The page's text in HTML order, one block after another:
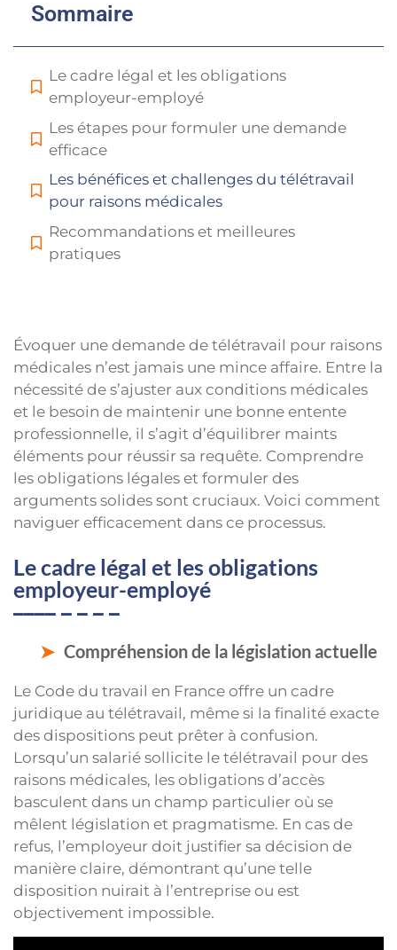
Sommaire
Le cadre légal et les obligations
employeur-employé
Les étapes pour formuler une demande
efficace
Les bénéfices et challenges du télétravail
pour raisons médicales
Recommandations et meilleures
pratiques
Évoquer une demande de télétravail pour raisons
médicales n’est jamais une mince affaire. Entre la
nécessité de s’ajuster aux conditions médicales
et le besoin de maintenir une bonne entente
professionnelle, il s’agit d’équilibrer maints
éléments pour réussir sa requête. Comprendre
les obligations légales et formuler des
arguments solides sont cruciaux. Voici comment
naviguer efficacement dans ce processus.
Le cadre légal et les obligations
employeur-employé
Compréhension de la législation actuelle
Le Code du travail en France offre un cadre
juridique au télétravail, même si la finalité exacte
des dispositions peut prêter à confusion.
Lorsqu’un salarié sollicite le télétravail pour des
raisons médicales, les obligations d’accès
basculent dans un champ particulier où se
mêlent législation et pragmatisme. En cas de
refus, l’employeur doit justifier sa décision de
manière claire, démontrant qu’une telle
disposition nuirait à l’entreprise ou est
objectivement impossible.